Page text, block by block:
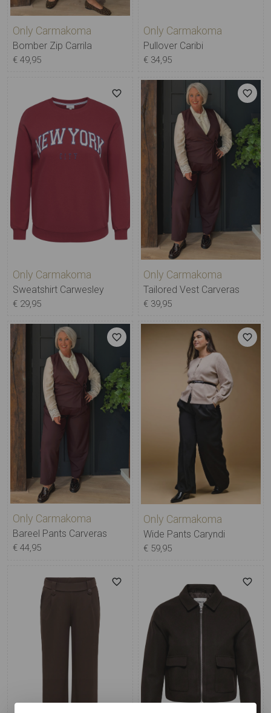
Only Carmakoma
Bomber Zip Carrila
€ 49,95
Only Carmakoma
Pullover Caribi
€ 34,95
Only Carmakoma
Sweatshirt Carwesley
€ 29,95
Only Carmakoma
Tailored Vest Carveras
€ 39,95
Only Carmakoma
Bareel Pants Carveras
€ 44,95
Only Carmakoma
Wide Pants Caryndi
€ 59,95